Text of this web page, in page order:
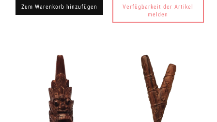
Zum Warenkorb hinzufügen
Verfügbarkeit der Artikel
melden